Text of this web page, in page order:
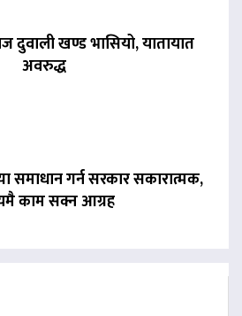
दुवाली खण्ड भासियो, यातायात
अवरुद्ध
समाधान गर्न सरकार सकारात्मक,
काम सक्न आग्रह